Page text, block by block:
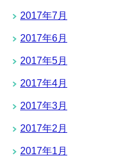
2017年7月
2017年6月
2017年5月
2017年4月
2017年3月
2017年2月
2017年1月